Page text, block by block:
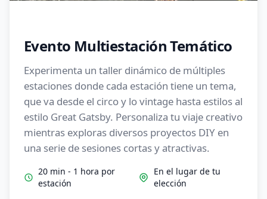
Evento Multiestación Temático
Experimenta un taller dinámico de múltiples
estaciones donde cada estación tiene un tema,
que va desde el circo y lo vintage hasta estilos al
estilo Great Gatsby. Personaliza tu viaje creativo
mientras exploras diversos proyectos DIY en
una serie de sesiones cortas y atractivas.
20 min - 1 hora por
estación
En el lugar de tu
elección